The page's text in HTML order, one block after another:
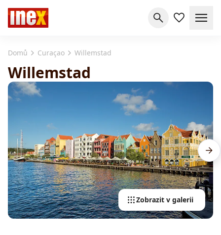
Domů Curaçao Willemstad
Willemstad
Zobrazit v galerii